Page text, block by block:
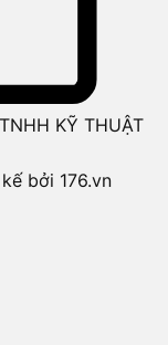
KỸ THUẬT
bởi 176.vn